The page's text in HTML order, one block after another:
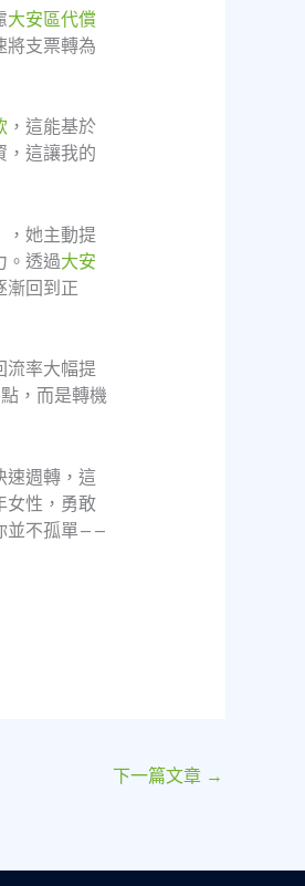
大安區代償
將支票轉為
，這能基於
，這讓我的
，她主動提
。透過大安
漸回到正
流率大幅提
，而是轉機
速週轉，這
女性，勇敢
並不孤單——
下一篇文章 →